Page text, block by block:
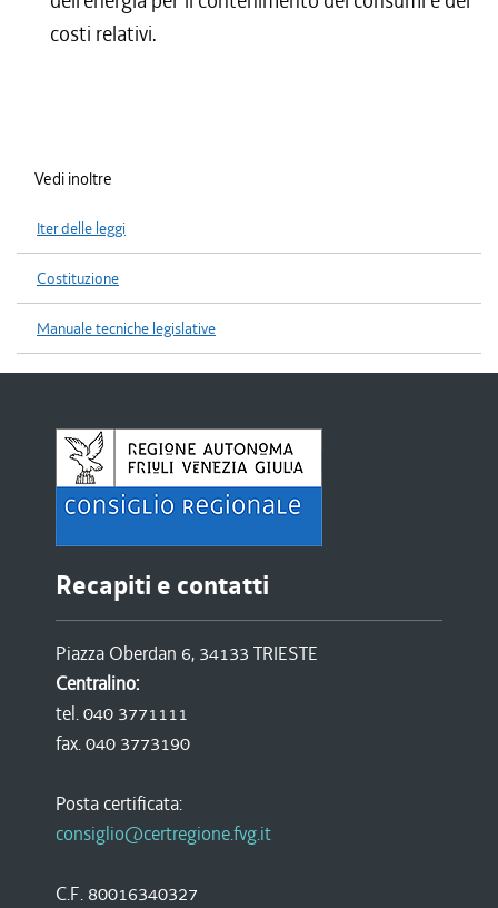
costi relativi.
Vedi inoltre
Iter delle leggi
Costituzione
Manuale tecniche legislative
Recapiti e contatti
Piazza Oberdan 6, 34133 TRIESTE
Centralino:
tel. 040 3771111
fax. 040 3773190
Posta certificata:
consiglio@certregione.fvg.it
C.F. 80016340327